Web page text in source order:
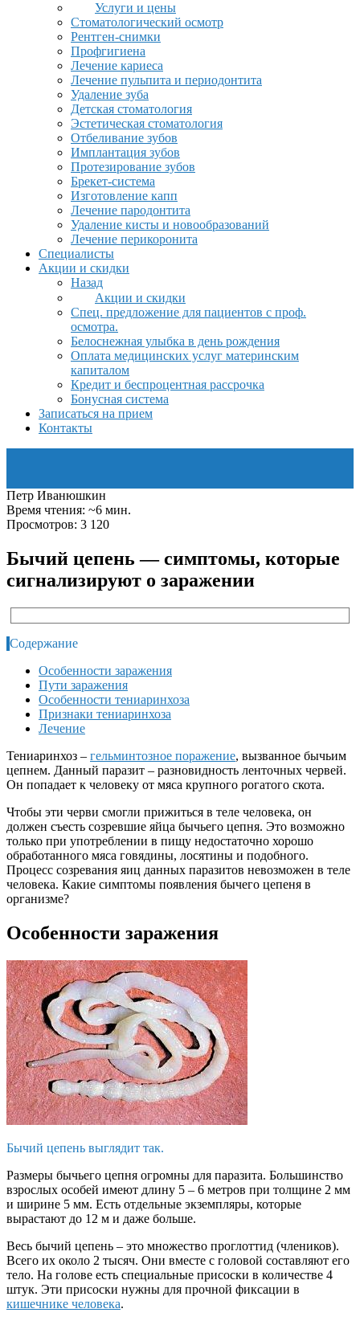
Услуги и цены
Стоматологический осмотр
Рентген-снимки
Профгигиена
Лечение кариеса
Лечение пульпита и периодонтита
Удаление зуба
Детская стоматология
Эстетическая стоматология
Отбеливание зубов
Имплантация зубов
Протезирование зубов
Брекет-система
Изготовление капп
Лечение пародонтита
Удаление кисты и новообразований
Лечение перикоронита
Специалисты
Акции и скидки
Назад
Акции и скидки
Спец. предложение для пациентов с проф.
осмотра.
Белоснежная улыбка в день рождения
Оплата медицинских услуг материнским
капиталом
Кредит и беспроцентная рассрочка
Бонусная система
Записаться на прием
Контакты
Петр Иванюшкин
Время чтения: ~6 мин.
Просмотров: 3 120
Бычий цепень — симптомы, которые
сигнализируют о заражении
Содержание
Особенности заражения
Пути заражения
Особенности тениаринхоза
Признаки тениаринхоза
Лечение
Тениаринхоз – гельминтозное поражение, вызванное бычьим
цепнем. Данный паразит – разновидность ленточных червей.
Он попадает к человеку от мяса крупного рогатого скота.
Чтобы эти черви смогли прижиться в теле человека, он
должен съесть созревшие яйца бычьего цепня. Это возможно
только при употреблении в пищу недостаточно хорошо
обработанного мяса говядины, лосятины и подобного.
Процесс созревания яиц данных паразитов невозможен в теле
человека. Какие симптомы появления бычего цепеня в
организме?
Особенности заражения
Бычий цепень выглядит так.
Размеры бычьего цепня огромны для паразита. Большинство
взрослых особей имеют длину 5 – 6 метров при толщине 2 мм
и ширине 5 мм. Есть отдельные экземпляры, которые
вырастают до 12 м и даже больше.
Весь бычий цепень – это множество проглоттид (члеников).
Всего их около 2 тысяч. Они вместе с головой составляют его
тело. На голове есть специальные присоски в количестве 4
штук. Эти присоски нужны для прочной фиксации в
кишечнике человека.